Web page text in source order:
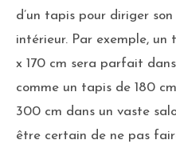
d’un tapis pour diriger son
intérieur. Par exemple, un
x 170 cm sera parfait
comme un tapis de 180
300 cm dans un vaste
être certain de ne pas